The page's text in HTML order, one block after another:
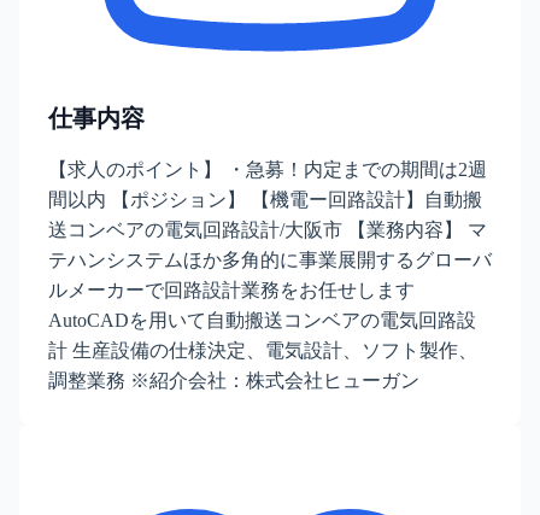
仕事内容
【求人のポイント】 ・急募！内定までの期間は2週
間以内 【ポジション】 【機電ー回路設計】自動搬
送コンベアの電気回路設計/大阪市 【業務内容】 マ
テハンシステムほか多角的に事業展開するグローバ
ルメーカーで回路設計業務をお任せします
AutoCADを用いて自動搬送コンベアの電気回路設
計 生産設備の仕様決定、電気設計、ソフト製作、
調整業務 ※紹介会社：株式会社ヒューガン